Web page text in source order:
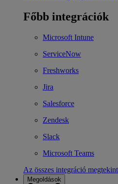
Főbb integrációk
Microsoft Intune
ServiceNow
Freshworks
Jira
Salesforce
Zendesk
Slack
Microsoft Teams
Az összes integráció
Megoldások